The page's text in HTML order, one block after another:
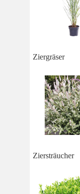
Ziergräser
Ziersträucher